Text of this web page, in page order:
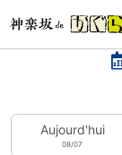
Aujourd'hui
08/07